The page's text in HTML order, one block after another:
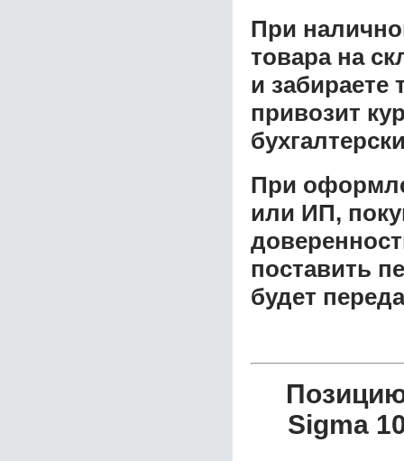
При
товара на
и забираете
привозит
При
или ИП,
поставить
будет
Sigma